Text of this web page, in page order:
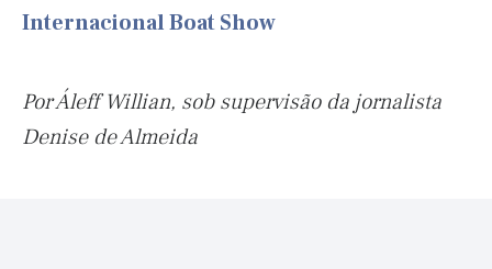
Internacional Boat Show
Por Áleff Willian, sob supervisão da jornalista
Denise de Almeida